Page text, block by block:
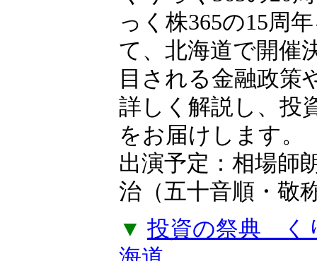
催
くりっく365の20
っく株365の15周
て、北海道で開催
目される金融政策
詳しく解説し、投
をお届けします。
出演予定：相場師
治（五十音順・敬